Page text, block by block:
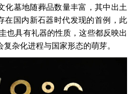
化墓地随葬品数量丰富，其中出土
在国内新石器时代发现的首例，此
也具有礼器的性质，这些都反映出
杂化进程与国家形态的萌芽。